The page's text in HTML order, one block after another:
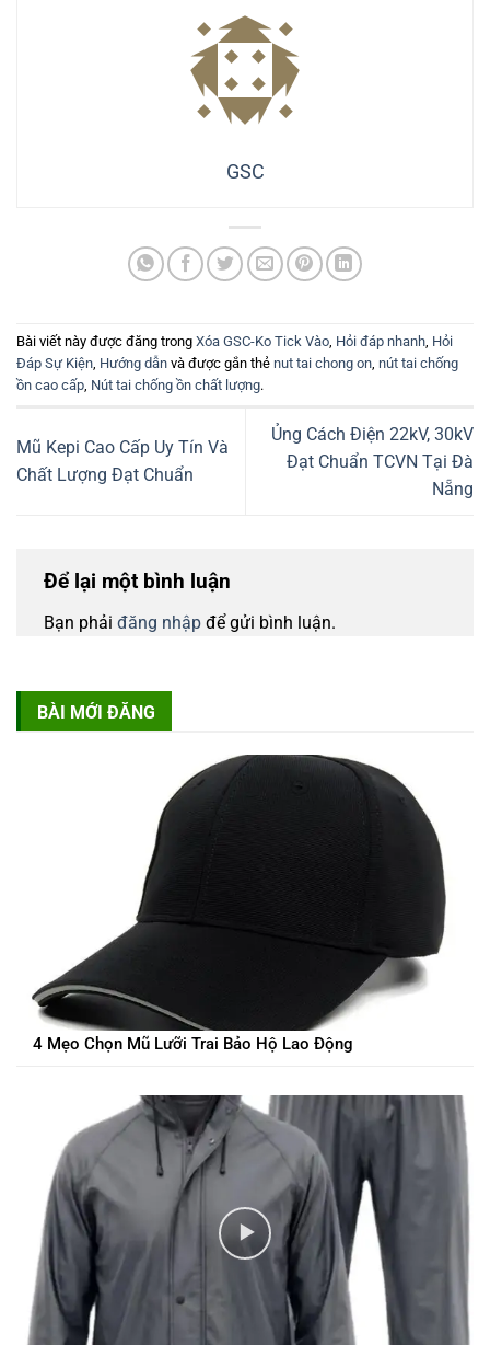
GSC
Bài viết này được đăng trong Xóa GSC-Ko Tick Vào, Hỏi đáp nhanh, Hỏi
Đáp Sự Kiện, Hướng dẫn và được gắn thẻ nut tai chong on, nút tai chống
ồn cao cấp, Nút tai chống ồn chất lượng.
Mũ Kepi Cao Cấp Uy Tín Và
Chất Lượng Đạt Chuẩn
Ủng Cách Điện 22kV, 30kV
Đạt Chuẩn TCVN Tại Đà
Nẵng
Để lại một bình luận
Bạn phải đăng nhập để gửi bình luận.
BÀI MỚI ĐĂNG
4 Mẹo Chọn Mũ Lưỡi Trai Bảo Hộ Lao Động